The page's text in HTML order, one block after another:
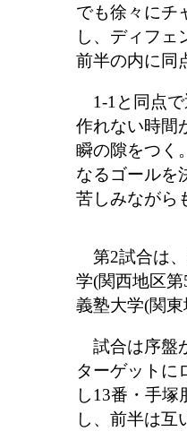
でも徐々にチ
し、ディフェ
前半の内に同
1-1と同点で
作れない時間
瞬の隙をつく
なるゴールを
苦しみながら
第2試合は、
学(関西地区
義塾大学(関
試合は序盤
ターゲットに
し13番・手
し、前半は互